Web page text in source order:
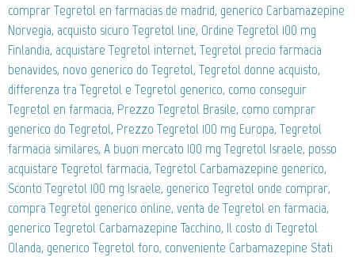
comprar Tegretol en farmacias de madrid, generico Carbamazepine
Norvegia, acquisto sicuro Tegretol line, Ordine Tegretol 100 mg
Finlandia, acquistare Tegretol internet, Tegretol precio farmacia
benavides, novo generico do Tegretol, Tegretol donne acquisto,
differenza tra Tegretol e Tegretol generico, como conseguir
Tegretol en farmacia, Prezzo Tegretol Brasile, como comprar
generico do Tegretol, Prezzo Tegretol 100 mg Europa, Tegretol
farmacia similares, A buon mercato 100 mg Tegretol Israele, posso
acquistare Tegretol farmacia, Tegretol Carbamazepine generico,
Sconto Tegretol 100 mg Israele, generico Tegretol onde comprar,
compra Tegretol generico online, venta de Tegretol en farmacia,
generico Tegretol Carbamazepine Tacchino, Il costo di Tegretol
Olanda, generico Tegretol foro, conveniente Carbamazepine Stati